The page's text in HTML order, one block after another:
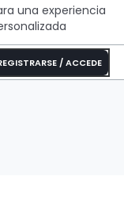
una experiencia
/ ACCEDE